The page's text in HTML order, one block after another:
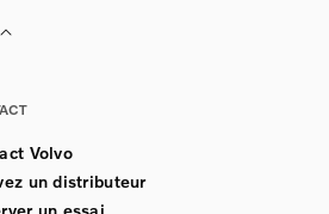
Volvo
un distributeur